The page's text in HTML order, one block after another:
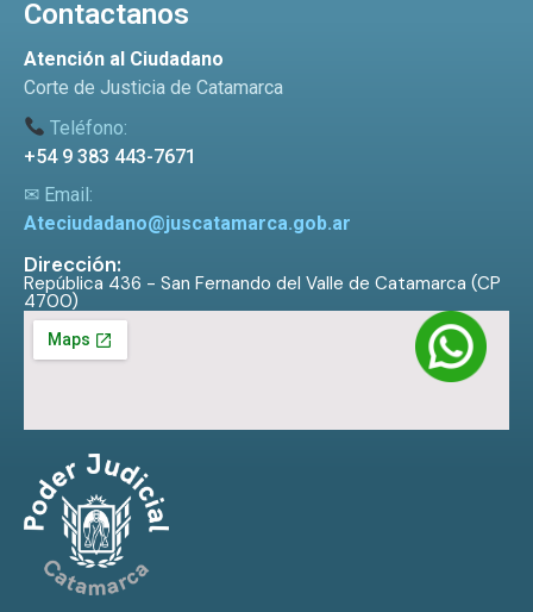
Contactanos
Atención al Ciudadano
Corte de Justicia de Catamarca
Teléfono:
+54 9 383 443-7671
✉ Email:
Ateciudadano@juscatamarca.gob.ar
Dirección:
República 436 - San Fernando del Valle de Catamarca (CP
4700)